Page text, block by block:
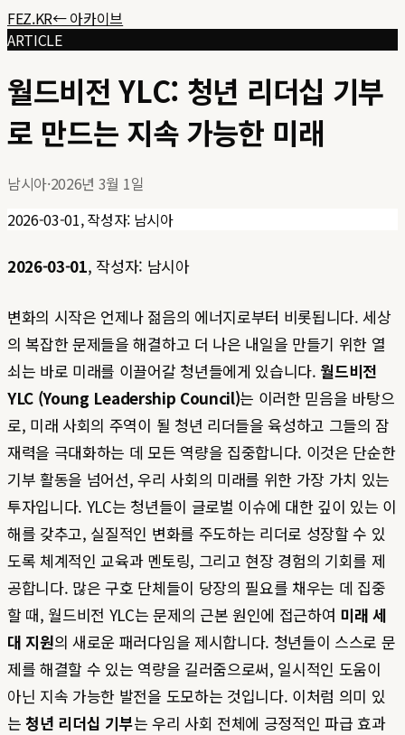
FEZ.KR← 아카이브
ARTICLE
월드비전 YLC: 청년 리더십 기부
로 만드는 지속 가능한 미래
남시아·2026년 3월 1일
2026-03-01, 작성자: 남시아
2026-03-01, 작성자: 남시아
변화의 시작은 언제나 젊음의 에너지로부터 비롯됩니다. 세상
의 복잡한 문제들을 해결하고 더 나은 내일을 만들기 위한 열
쇠는 바로 미래를 이끌어갈 청년들에게 있습니다. 월드비전
YLC (Young Leadership Council)는 이러한 믿음을 바탕으
로, 미래 사회의 주역이 될 청년 리더들을 육성하고 그들의 잠
재력을 극대화하는 데 모든 역량을 집중합니다. 이것은 단순한
기부 활동을 넘어선, 우리 사회의 미래를 위한 가장 가치 있는
투자입니다. YLC는 청년들이 글로벌 이슈에 대한 깊이 있는 이
해를 갖추고, 실질적인 변화를 주도하는 리더로 성장할 수 있
도록 체계적인 교육과 멘토링, 그리고 현장 경험의 기회를 제
공합니다. 많은 구호 단체들이 당장의 필요를 채우는 데 집중
할 때, 월드비전 YLC는 문제의 근본 원인에 접근하여 미래 세
대 지원의 새로운 패러다임을 제시합니다. 청년들이 스스로 문
제를 해결할 수 있는 역량을 길러줌으로써, 일시적인 도움이
아닌 지속 가능한 발전을 도모하는 것입니다. 이처럼 의미 있
는청년 리더십 기부는 우리 사회 전체에 긍정적인 파급 효과